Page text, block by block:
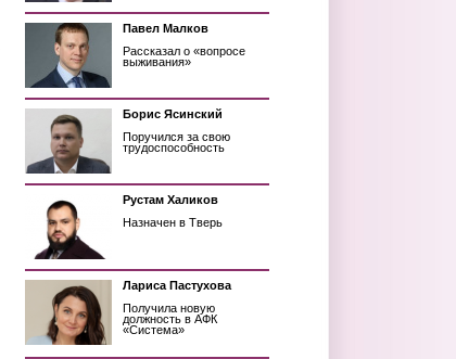
Павел Малков
Рассказал о «вопросе
выживания»
Борис Ясинский
Поручился за свою
трудоспособность
Рустам Халиков
Назначен в Тверь
Лариса Пастухова
Получила новую
должность в АФК
«Система»